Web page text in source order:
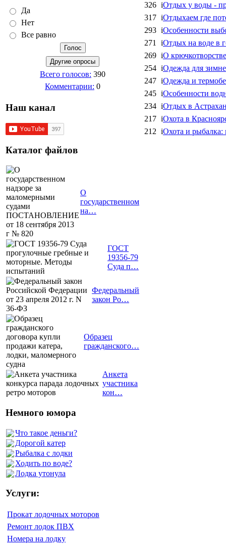
Да
Нет
Все равно
Всего голосов: 390
Комментарии: 0
Наш канал
Каталог файлов
О
государственном
на…
ГОСТ
19356-79
Суда п…
Федеральный
закон Ро…
Образец
гражданского…
Анкета
участника
кон…
Немного юмора
Что такое деньги?
Дорогой катер
Рыбалка с лодки
Ходить по воде?
Лодка утонула
Услуги:
Прокат лодочных моторов
Ремонт лодок ПВХ
Номера на лодку
326 iОтдых у воды -
317 iОтдыхаем где
293 iОсобенности
271
iОтдых на воде в
269 iО крючкотворстве
254 iОдежда для
247 iОдежда и
245 iОсобенности
234 iОтдых в
217 iОхота в
212 iОхота и